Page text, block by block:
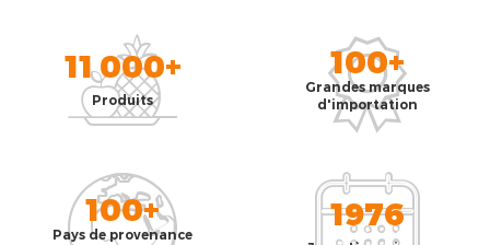
11 000+
Produits
100+
Grandes marques
d'importation
100+
Pays de provenance
1976